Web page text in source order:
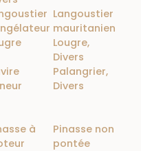
Langoustier
mauritanien
Lougre,
Divers
Palangrier,
Divers
à
Pinasse non
pontée